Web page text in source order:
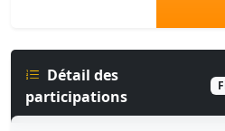
Détail des
participations